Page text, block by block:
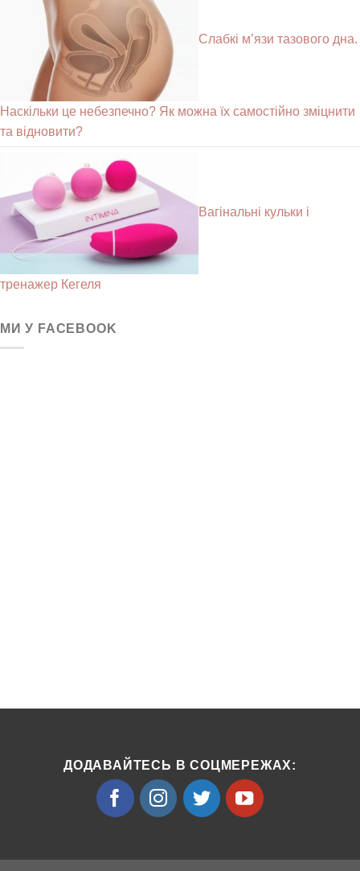
Слабкі м’язи тазового дна.
Наскільки це небезпечно? Як можна їх самостійно зміцнити
та відновити?
Вагінальні кульки і
тренажер Кегеля
МИ У FACEBOOK
ДОДАВАЙТЕСЬ В СОЦМЕРЕЖАХ: